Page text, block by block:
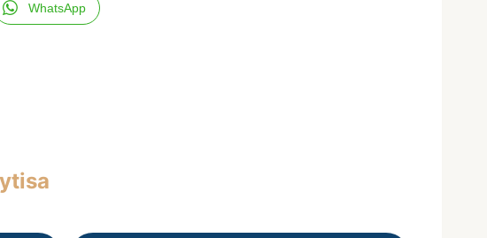
WhatsApp